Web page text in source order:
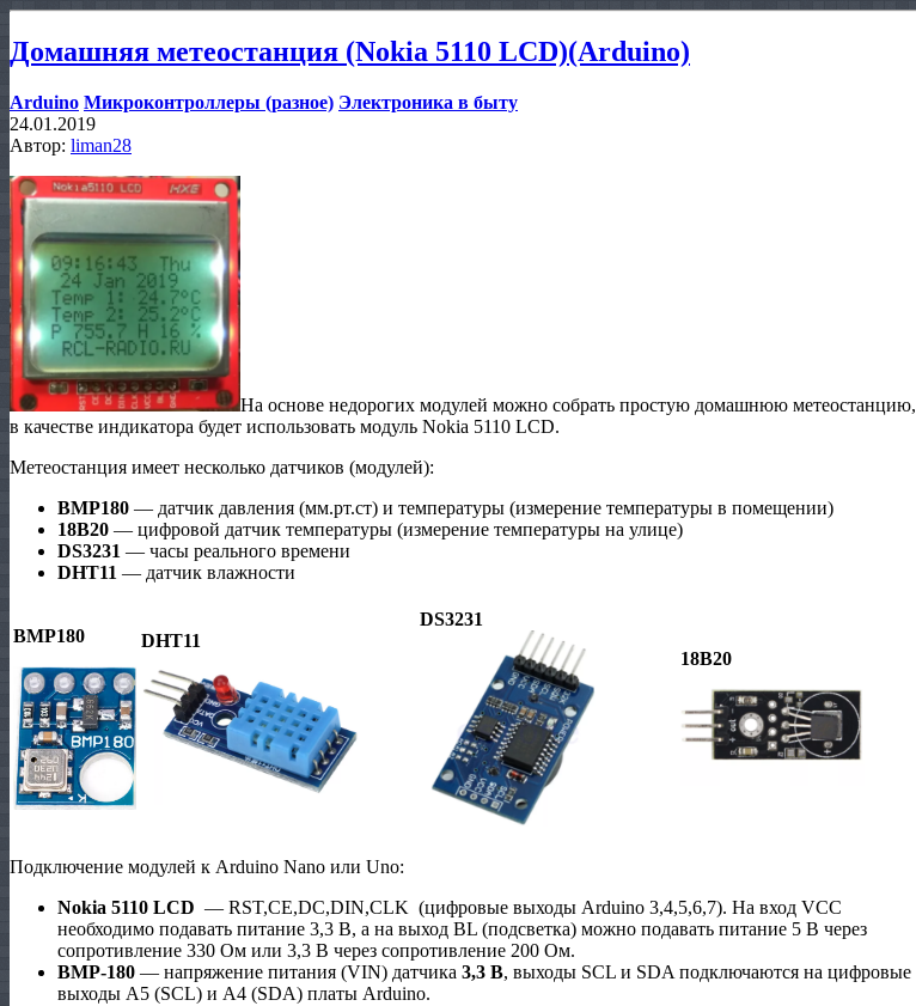
Домашняя метеостанция (Nokia 5110 LCD)(Arduino)
Arduino Микроконтроллеры (разное) Электроника в быту
24.01.2019
Автор: liman28
На основе недорогих модулей можно собрать простую домашнюю метеостанцию,
в качестве индикатора будет использовать модуль Nokia 5110 LCD.
Метеостанция имеет несколько датчиков (модулей):
BMP180 — датчик давления (мм.рт.ст) и температуры (измерение температуры в помещении)
18B20 — цифровой датчик температуры (измерение температуры на улице)
DS3231 — часы реального времени
DHT11 — датчик влажности
BMP180 DHT11
DS3231
18B20
Подключение модулей к Arduino Nano или Uno:
Nokia 5110 LCD — RST,CE,DC,DIN,CLK (цифровые выходы Arduino 3,4,5,6,7). На вход VCC
необходимо подавать питание 3,3 В, а на выход BL (подсветка) можно подавать питание 5 В через
сопротивление 330 Ом или 3,3 В через сопротивление 200 Ом.
BMP-180 — напряжение питания (VIN) датчика 3,3 В, выходы SCL и SDA подключаются на цифровые
выходы A5 (SCL) и A4 (SDA) платы Arduino.